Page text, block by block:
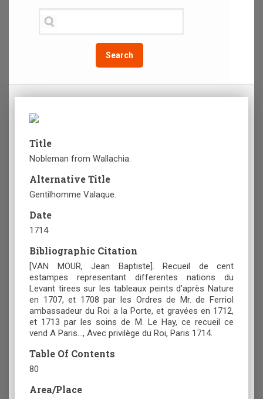
Search
Title
Nobleman from Wallachia.
Alternative Title
Gentilhomme Valaque.
Date
1714
Bibliographic Citation
[VAN MOUR, Jean Baptiste]. Recueil de cent
estampes representant differentes nations du
Levant tirees sur les tableaux peints d’après Nature
en 1707, et 1708 par les Ordres de Mr. de Ferriol
ambassadeur du Roi a la Porte, et gravées en 1712,
et 1713 par les soins de M. Le Hay, ce recueil ce
vend A Paris…, Avec privilège du Roi, Paris 1714.
Table Of Contents
80
Area/Place